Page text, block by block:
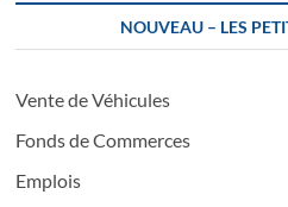
NOUVEAU – LES
Vente de Véhicules
Fonds de Commerces
Emplois